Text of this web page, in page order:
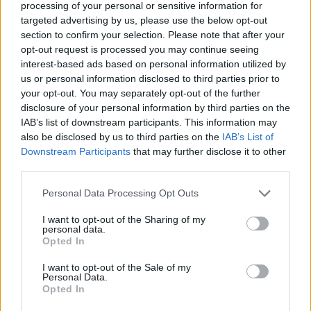
processing of your personal or sensitive information for
targeted advertising by us, please use the below opt-out
section to confirm your selection. Please note that after your
opt-out request is processed you may continue seeing
interest-based ads based on personal information utilized by
us or personal information disclosed to third parties prior to
your opt-out. You may separately opt-out of the further
disclosure of your personal information by third parties on the
IAB’s list of downstream participants. This information may
also be disclosed by us to third parties on the IAB’s List of
Downstream Participants that may further disclose it to other
Please note that this website/app uses one or more Google
not limited to your visit or usage behaviour. You may click to
grant or deny consent to Google and its third-party tags to
use your data for below specified purposes in below Google
consent section.
Personal Data Processing Opt Outs
I want to opt-out of the Sharing of my
personal data.
Opted In
I want to opt-out of the Sale of my
Personal Data.
Opted In
сугерира свежина иако јадењето поминало
денови или недели ферментација. Оваа
интеракција на светлината и текстурата ја
истакнува трансформацијата што се случува кај
кимчито: суровиот, скромен зеленчук еволуира
во јадење кое е истовремено зачувано и
збогатено, преполно со сложени вкусови и
подобрена хранлива вредност. Чистата,
пригушена позадина не осигурува дека нема
одвлекување на вниманието од овој живописен
што ја прикажува храната, туку ја воздигнува во
уметничка форма - естетски и културен израз
длабоко поврзан со наследството, здравјето и
природата.
Гледајќи поблиску, речиси може да се
почувствуваат аромите што би ја придружувале